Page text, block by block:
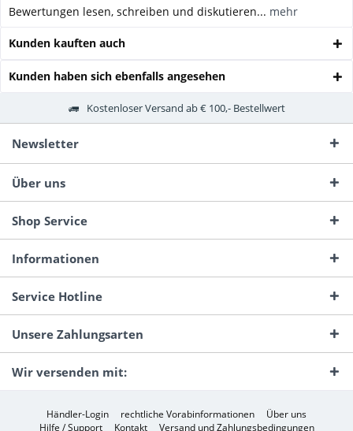
Bewertungen lesen, schreiben und diskutieren... mehr
Kunden kauften auch
Kunden haben sich ebenfalls angesehen
Kostenloser Versand ab € 100,- Bestellwert
Newsletter
Über uns
Shop Service
Informationen
Service Hotline
Unsere Zahlungsarten
Wir versenden mit:
Händler-Login rechtliche Vorabinformationen
Über uns
Hilfe / Support
Kontakt Versand und Zahlungsbedingungen